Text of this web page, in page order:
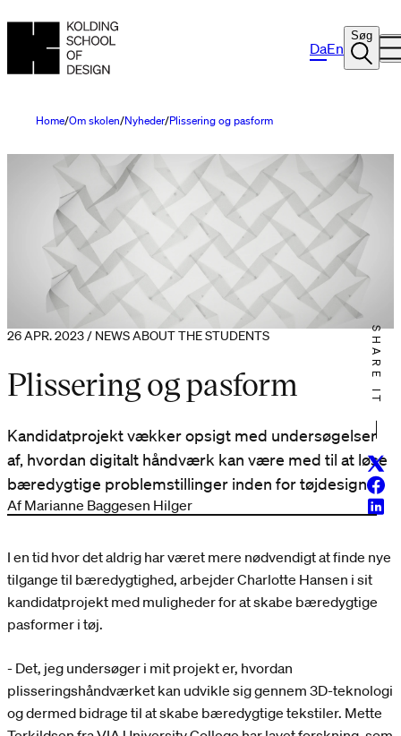
DaEn
Søg
Home Om skolen Nyheder Plissering og pasform
26 APR. 2023 / NEWS ABOUT THE STUDENTS
Plissering og pasform
Kandidatprojekt vækker opsigt med undersøgelser
af, hvordan digitalt håndværk kan være med til at løse
bæredygtige problemstillinger inden for tøjdesign
Af Marianne Baggesen Hilger
SHARE IT
I en tid hvor det aldrig har været mere nødvendigt at finde nye
tilgange til bæredygtighed, arbejder Charlotte Hansen i sit
kandidatprojekt med muligheder for at skabe bæredygtige
pasformer i tøj.
- Det, jeg undersøger i mit projekt er, hvordan
plisseringshåndværket kan udvikle sig gennem 3D-teknologi
og dermed bidrage til at skabe bæredygtige tekstiler. Mette